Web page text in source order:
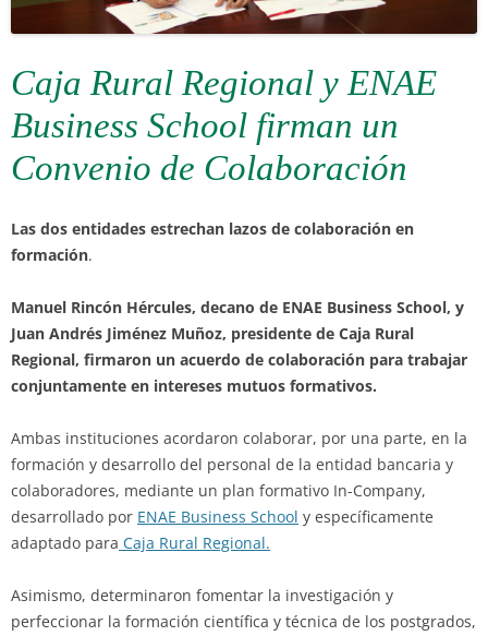
Caja Rural Regional y ENAE
Business School firman un
Convenio de Colaboración
Las dos entidades estrechan lazos de colaboración en
formación.
Manuel Rincón Hércules, decano de ENAE Business School, y
Juan Andrés Jiménez Muñoz, presidente de Caja Rural
Regional, firmaron un acuerdo de colaboración para trabajar
conjuntamente en intereses mutuos formativos.
Ambas instituciones acordaron colaborar, por una parte, en la
formación y desarrollo del personal de la entidad bancaria y
colaboradores, mediante un plan formativo In-Company,
desarrollado por ENAE Business School y específicamente
adaptado para Caja Rural Regional.
Asimismo, determinaron fomentar la investigación y
perfeccionar la formación científica y técnica de los postgrados,